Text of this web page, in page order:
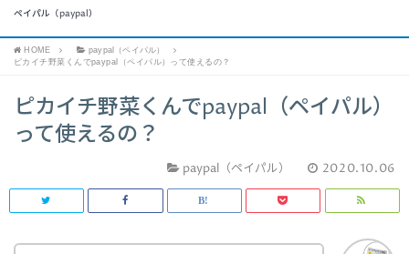
ペイパル（paypal）
HOME
paypal（ペイパル）
ピカイチ野菜くんでpaypal（ペイパル）って使えるの？
ピカイチ野菜くんでpaypal（ペイパル）
って使えるの？
paypal（ペイパル） 2020.10.06